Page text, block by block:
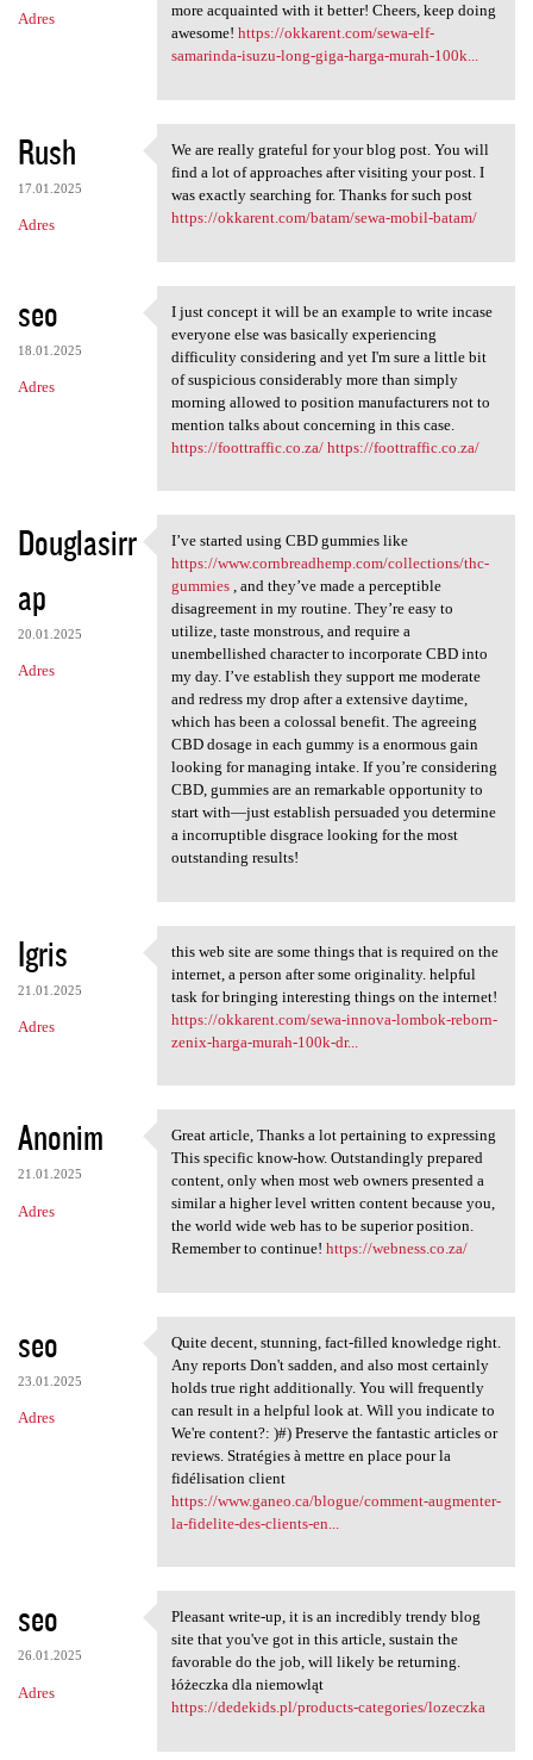
Adres
more acquainted with it better! Cheers, keep doing
awesome! https://okkarent.com/sewa-elf-
samarinda-isuzu-long-giga-harga-murah-100k...
Rush
17.01.2025
Adres
We are really grateful for
We are really grateful for your blog post. You will
find a lot of approaches after visiting your post. I
was exactly searching for. Thanks for such post
https://okkarent.com/batam/sewa-mobil-batam/
seo
18.01.2025
Adres
I just concept it will be an
I just concept it will be an example to write incase
everyone else was basically experiencing
difficulity considering and yet I'm sure a little bit
of suspicious considerably more than simply
morning allowed to position manufacturers not to
mention talks about concerning in this case.
https://foottraffic.co.za/ https://foottraffic.co.za/
Douglasirr
ap
20.01.2025
Adres
I’ve started using CBD
I’ve started using CBD gummies like
https://www.cornbreadhemp.com/collections/thc-
gummies, and they’ve made a perceptible
disagreement in my routine. They’re easy to
utilize, taste monstrous, and require a
unembellished character to incorporate CBD into
my day. I’ve establish they support me moderate
and redress my drop after a extensive daytime,
which has been a colossal benefit. The agreeing
CBD dosage in each gummy is a enormous gain
looking for managing intake. If you’re considering
CBD, gummies are an remarkable opportunity to
start with—just establish persuaded you determine
a incorruptible disgrace looking for the most
outstanding results!
Igris
21.01.2025
Adres
this web site are some things
this web site are some things that is required on the
internet, a person after some originality. helpful
task for bringing interesting things on the internet!
https://okkarent.com/sewa-innova-lombok-reborn-
zenix-harga-murah-100k-dr...
Anonim
21.01.2025
Adres
Great article, Thanks a lot
Great article, Thanks a lot pertaining to expressing
This specific know-how. Outstandingly prepared
content, only when most web owners presented a
similar a higher level written content because you,
the world wide web has to be superior position.
Remember to continue! https://webness.co.za/
seo
23.01.2025
Adres
Quite decent, stunning, fact
Quite decent, stunning, fact-filled knowledge right.
Any reports Don't sadden, and also most certainly
holds true right additionally. You will frequently
can result in a helpful look at. Will you indicate to
We're content?: )#) Preserve the fantastic articles or
reviews. Stratégies à mettre en place pour la
fidélisation client
https://www.ganeo.ca/blogue/comment-augmenter-
la-fidelite-des-clients-en...
seo
26.01.2025
Adres
Pleasant write-up, it is an
Pleasant write-up, it is an incredibly trendy blog
site that you've got in this article, sustain the
favorable do the job, will likely be returning.
łóżeczka dla niemowląt
https://dedekids.pl/products-categories/lozeczka